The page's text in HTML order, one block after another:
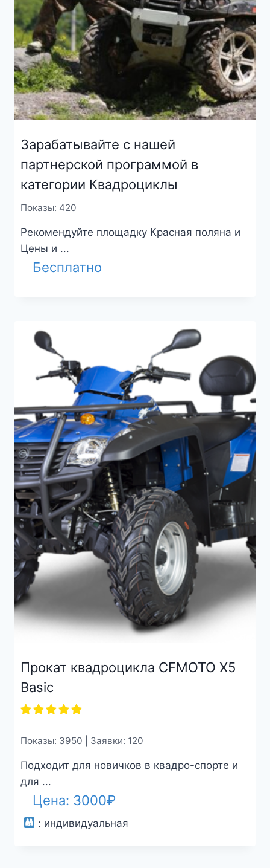
Зарабатывайте с нашей
партнерской программой в
категории Квадроциклы
Показы: 420
Рекомендуйте площадку Красная поляна и
Цены и ...
Бесплатно
Прокат квадроцикла CFMOTO X5
Basic
Показы: 3950 | Заявки: 120
Подходит для новичков в квадро-спорте и
для ...
Цена: 3000₽
: индивидуальная